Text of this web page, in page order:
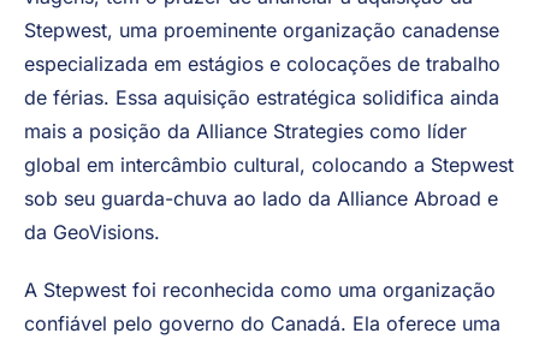
A Alliance Strategies, líder no fornecimento de
programas de intercâmbio cultural, trabalho e
viagens, tem o prazer de anunciar a aquisição da
Stepwest, uma proeminente organização canadense
especializada em estágios e colocações de trabalho
de férias. Essa aquisição estratégica solidifica ainda
global em intercâmbio cultural, colocando a Stepwest
sob seu guarda-chuva ao lado da Alliance Abroad e